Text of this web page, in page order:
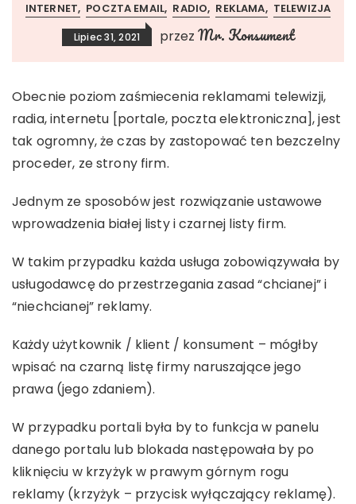
INTERNET POCZTA EMAIL RADIO REKLAMA TELEWIZJA
Lipiec 31, 2021 przezMr. Konsument
Obecnie poziom zaśmiecenia reklamami telewizji,
radia, internetu [portale, poczta elektroniczna], jest
tak ogromny, że czas by zastopować ten bezczelny
proceder, ze strony firm.
Jednym ze sposobów jest rozwiązanie ustawowe
wprowadzenia białej listy i czarnej listy firm.
W takim przypadku każda usługa zobowiązywała by
usługodawcę do przestrzegania zasad “chcianej” i
“niechcianej” reklamy.
Każdy użytkownik / klient / konsument – mógłby
wpisać na czarną listę firmy naruszające jego
prawa (jego zdaniem).
W przypadku portali była by to funkcja w panelu
danego portalu lub blokada następowała by po
kliknięciu w krzyżyk w prawym górnym rogu
reklamy (krzyżyk – przycisk wyłączający reklamę).